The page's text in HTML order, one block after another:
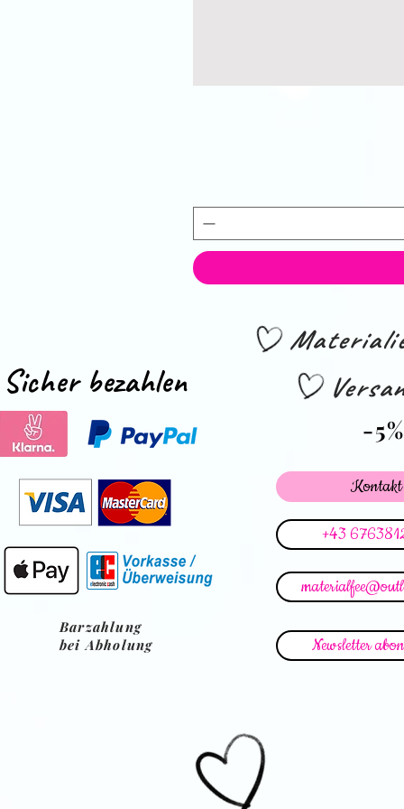
Sicher bezahlen
-5%
Kontakt
+43
Barzahlung
bei Abholung
Newsletter